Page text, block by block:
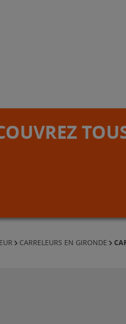
CARRELEURS EN GIRONDE